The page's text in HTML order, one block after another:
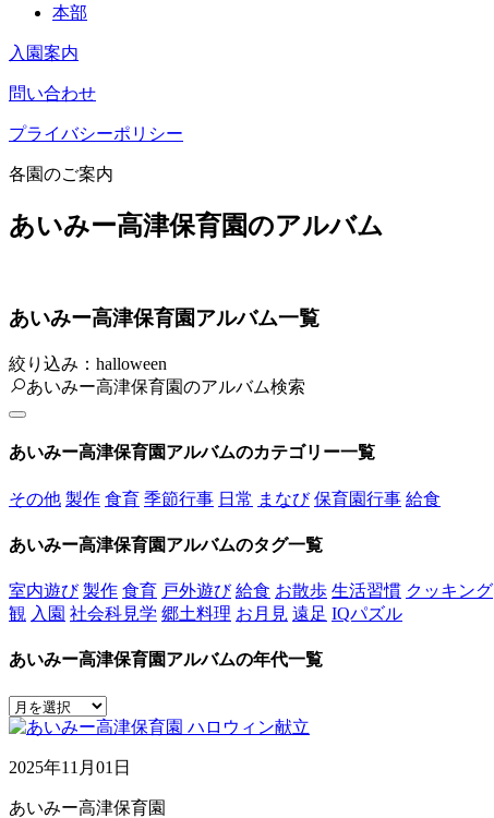
本部
入園案内
問い合わせ
プライバシーポリシー
各園のご案内
あいみー高津保育園のアルバム
あいみー高津保育園アルバム一覧
絞り込み：halloween
あいみー高津保育園のアルバム検索
あいみー高津保育園アルバムのカテゴリー一覧
その他 製作 食育 季節行事 日常 まなび 保育園行事 給食
あいみー高津保育園アルバムのタグ一覧
室内遊び 製作 食育 戸外遊び 給食 お散歩 生活習慣 クッキング
観 入園 社会科見学 郷土料理 お月見 遠足 IQパズル
あいみー高津保育園アルバムの年代一覧
2025年11月01日
あいみー高津保育園